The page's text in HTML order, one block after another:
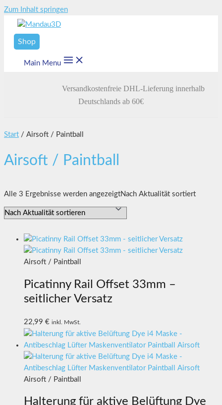
Zum Inhalt springen
Shop
Main Menu
Versandkostenfreie DHL-Lieferung innerhalb
Deutschlands ab 60€
Start / Airsoft / Paintball
Airsoft / Paintball
Alle 3 Ergebnisse werden angezeigtNach Aktualität sortiert
Airsoft / Paintball
Picatinny Rail Offset 33mm –
seitlicher Versatz
22,99 € inkl. MwSt.
Airsoft / Paintball
Halterung für aktive Belüftung Dye